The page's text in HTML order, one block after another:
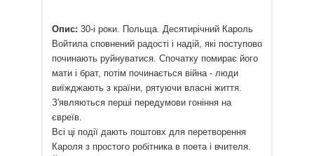
Опис: 30-і роки. Польща. Десятирічний Кароль
Войтила сповнений радості і надій, які поступово
починають руйнуватися. Спочатку помирає його
мати і брат, потім починається війна - люди
виїжджають з країни, рятуючи власні життя.
З'являються перші передумови гоніння на
євреїв.
Всі ці події дають поштовх для перетворення
Кароля з простого робітника в поета і вчителя.